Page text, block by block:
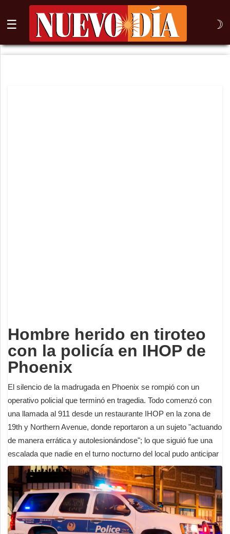
☰ ☽
⌕
Hombre herido en tiroteo
con la policía en IHOP de
Phoenix
El silencio de la madrugada en Phoenix se rompió con un
operativo policial que terminó en tragedia. Todo comenzó con
una llamada al 911 desde un restaurante IHOP en la zona de
19th y Northern Avenue, donde reportaron a un sujeto "actuando
de manera errática y autolesionándose"; lo que siguió fue una
escalada que nadie en el turno nocturno del local pudo anticipar